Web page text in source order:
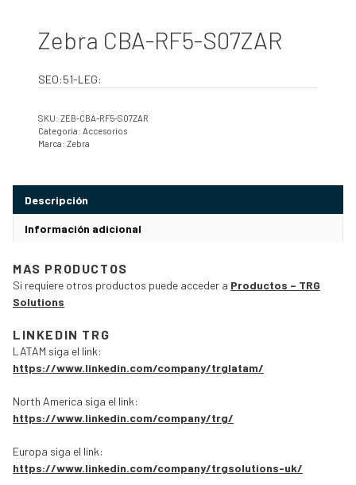
Zebra CBA-RF5-S07ZAR
SEO:51-LEG:
SKU: ZEB-CBA-RF5-S07ZAR
Categoría: Accesorios
Marca: Zebra
Descripción
Información adicional
MAS PRODUCTOS
Si requiere otros productos puede acceder a Productos – TRG
Solutions
LINKEDIN TRG
LATAM siga el link:
https://www.linkedin.com/company/trglatam/
North America siga el link:
https://www.linkedin.com/company/trg/
Europa siga el link:
https://www.linkedin.com/company/trgsolutions-uk/